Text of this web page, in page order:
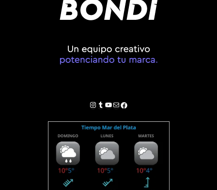
Instagram
Tumblr
YouTube
Correo electrónico
Facebook